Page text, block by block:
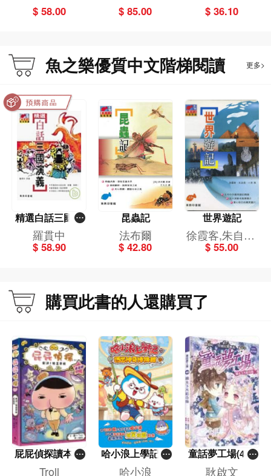
$ 58.00 $ 85.00 $ 36.10
魚之樂優質中文階梯閱讀 更多>
精選白話三國演
義
羅貫中
$ 58.90
昆蟲記
法布爾
$ 42.80
世界遊記
徐霞客,朱自清,
小思
$ 55.00
購買此書的人還購買了
屁屁偵探讀本(1
3)－－對決！怪
Troll
哈小浪上學記(1
3)——逃出神奇
哈小浪
童話夢工場(40)
——織女下凡結
耿啟文